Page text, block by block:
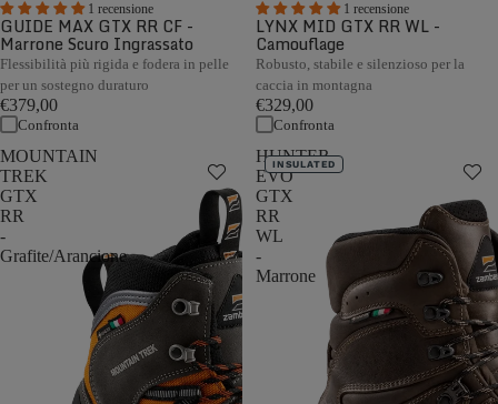
1 recensione
GUIDE MAX GTX RR CF -
Marrone Scuro Ingrassato
Flessibilità più rigida e fodera in pelle
per un sostegno duraturo
€379,00
Confronta
1 recensione
LYNX MID GTX RR WL -
Camouflage
Robusto, stabile e silenzioso per la
caccia in montagna
€329,00
Confronta
MOUNTAIN
TREK
GTX
RR
-
Grafite/Arancione
HUNTER
EVO
GTX
RR
WL
-
Marrone
INSULATED